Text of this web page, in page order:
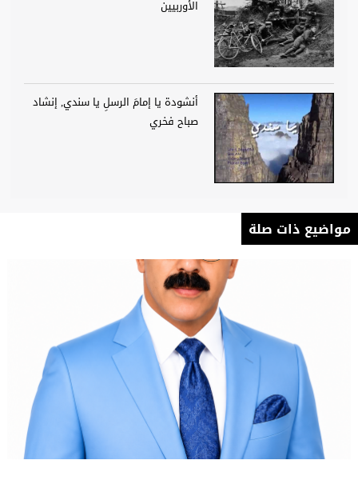
الأوربيين
أنشودة يا إمامَ الرسلِ يا سندي, إنشاد
صباح فخري
مواضيع ذات صلة